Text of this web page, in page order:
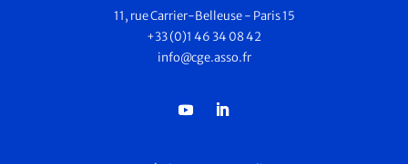
11, rue Carrier-Belleuse - Paris 15
+33 (0)1 46 34 08 42
info@cge.asso.fr